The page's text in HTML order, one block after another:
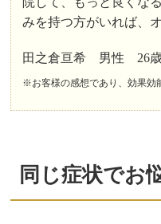
みを持つ方がいれば、
田之倉亘希 男性 26
※お客様の感想であり、効果効
同じ症状でお